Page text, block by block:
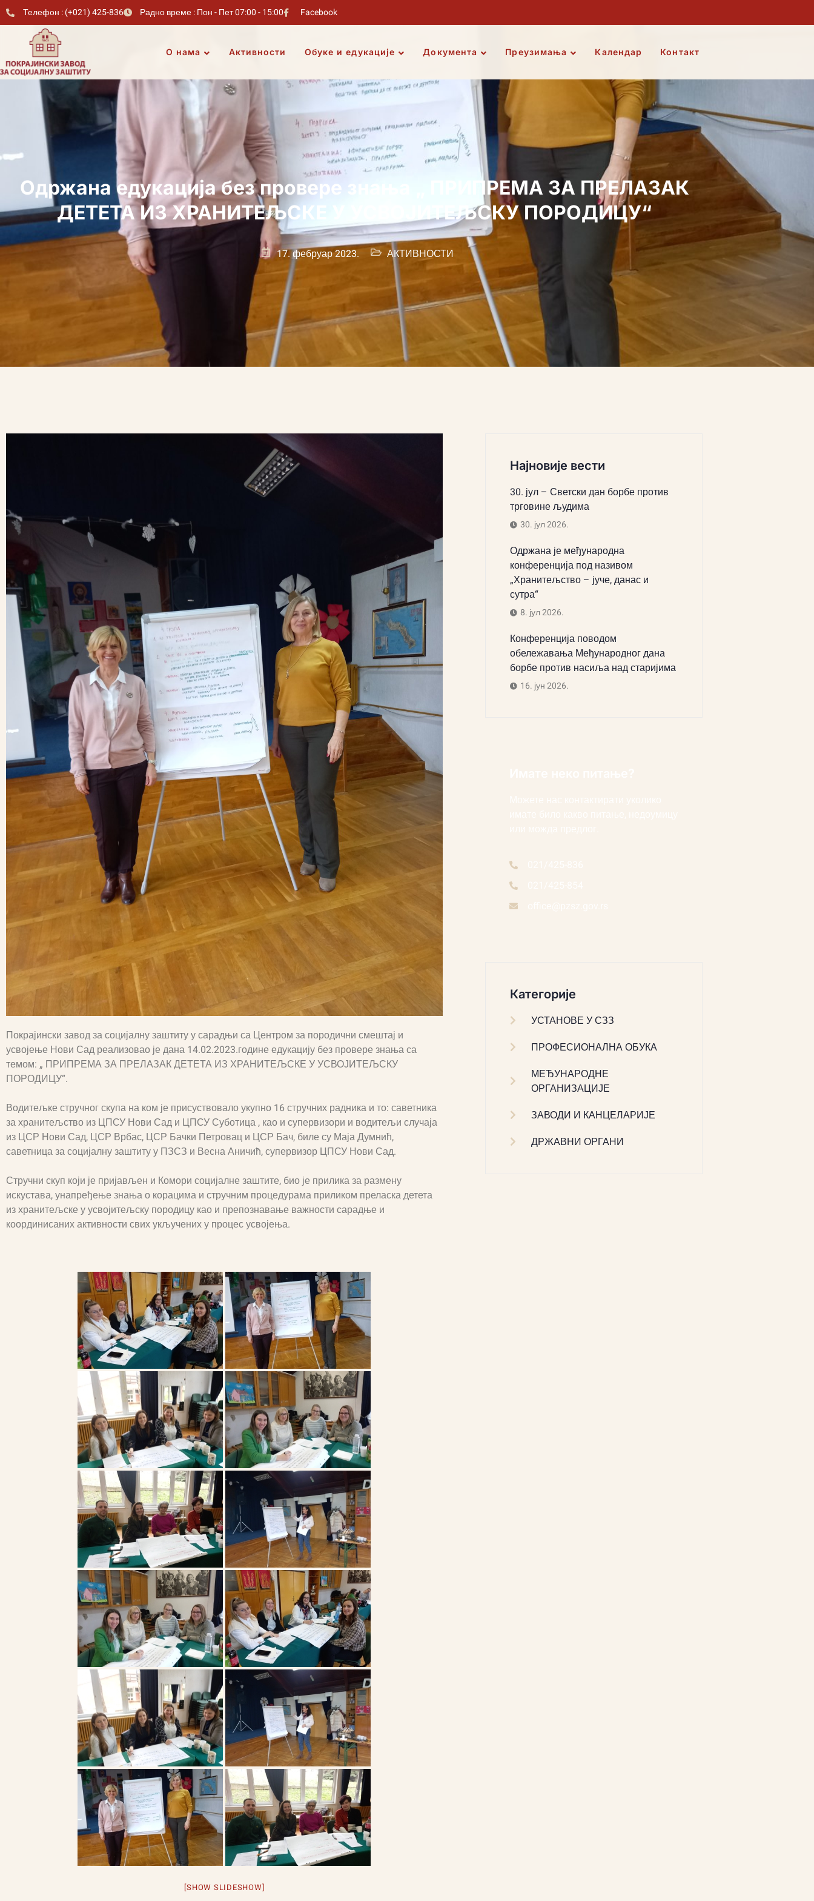
Телефон : (+021) 425-836 Радно време : Пон - Пет 07:00 - 15:00 Facebook
О нама Активности Обуке и едукације Документа Преузимања Календар Контакт
Одржана едукација без провере знања „ ПРИПРЕМА ЗА ПРЕЛАЗАК
ДЕТЕТА ИЗ ХРАНИТЕЉСКЕ У УСВОЈИТЕЉСКУ ПОРОДИЦУ“
17. фебруар 2023. АКТИВНОСТИ
Покрајински завод за социјалну заштиту у сарадњи са Центром за породични смештај и
усвојење Нови Сад реализовао је дана 14.02.2023.године едукацију без провере знања са
темом: „ ПРИПРЕМА ЗА ПРЕЛАЗАК ДЕТЕТА ИЗ ХРАНИТЕЉСКЕ У УСВОЈИТЕЉСКУ
ПОРОДИЦУ“.
Водитељке стручног скупа на ком је присуствовало укупно 16 стручних радника и то: саветника
за хранитељство из ЦПСУ Нови Сад и ЦПСУ Суботица , као и супервизори и водитељи случаја
из ЦСР Нови Сад, ЦСР Врбас, ЦСР Бачки Петровац и ЦСР Бач, биле су Маја Думнић,
саветница за социјалну заштиту у ПЗСЗ и Весна Аничић, супервизор ЦПСУ Нови Сад.
Стручни скуп који је пријављен и Комори социјалне заштите, био је прилика за размену
искустава, унапређење знања о корацима и стручним процедурама приликом преласка детета
из хранитељске у усвојитељску породицу као и препознавање важности сарадње и
координисаних активности свих укључених у процес усвојења.
[SHOW SLIDESHOW]
Најновије вести
30. јул – Светски дан борбе против
трговине људима
30. јул 2026.
Одржана је међународна
конференција под називом
„Хранитељство – јуче, данас и
сутра“
8. јул 2026.
Конференција поводом
обележавања Међународног дана
борбе против насиља над старијима
16. јун 2026.
Категорије
УСТАНОВЕ У СЗЗ
ПРОФЕСИОНАЛНА ОБУКА
МЕЂУНАРОДНЕ
ОРГАНИЗАЦИЈЕ
ЗАВОДИ И КАНЦЕЛАРИЈЕ
ДРЖАВНИ ОРГАНИ